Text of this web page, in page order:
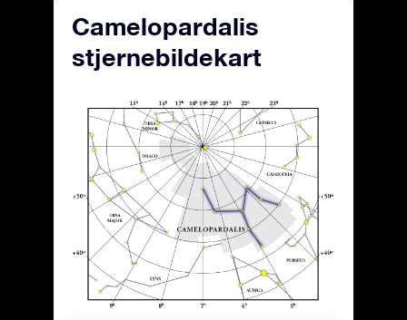
Camelopardalis
stjernebildekart